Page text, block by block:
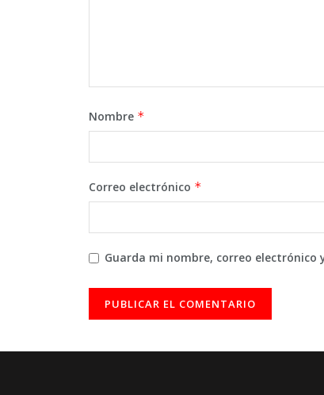
Nombre *
Correo electrónico *
Guarda mi nombre, correo electrónico